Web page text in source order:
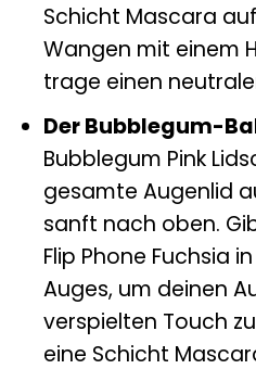
Schicht Mascara
Wangen mit einem
trage einen
Der Bubblegum-
Bubblegum Pink
gesamte Augenlid
sanft nach oben.
Flip Phone Fuchsia
Auges, um deinen
verspielten Touch
eine Schicht